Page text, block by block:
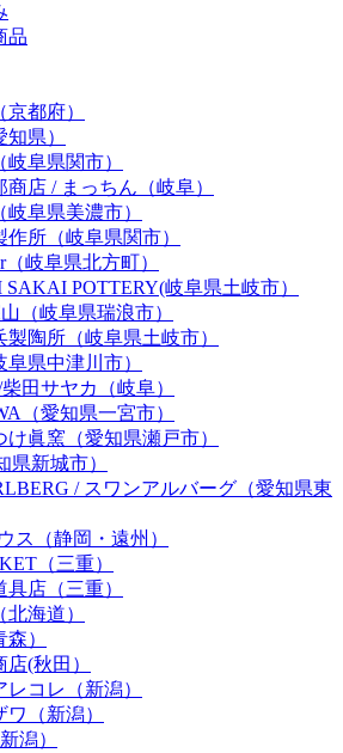
品
都府）
県）
阜県関市）
商店 / まっちん（岐阜）
阜県美濃市）
所（岐阜県関市）
（岐阜県北方町）
POTTERY(岐阜県土岐市）
（岐阜県瑞浪市）
製陶所（岐阜県土岐市）
阜県中津川市）
柴田サヤカ（岐阜）
（愛知県一宮市）
け眞窯（愛知県瀬戸市）
県新城市）
/ スワンアルバーグ（愛知県東
ス（静岡・遠州）
（三重）
店（三重）
海道）
）
(秋田）
コレ（新潟）
（新潟）
潟）